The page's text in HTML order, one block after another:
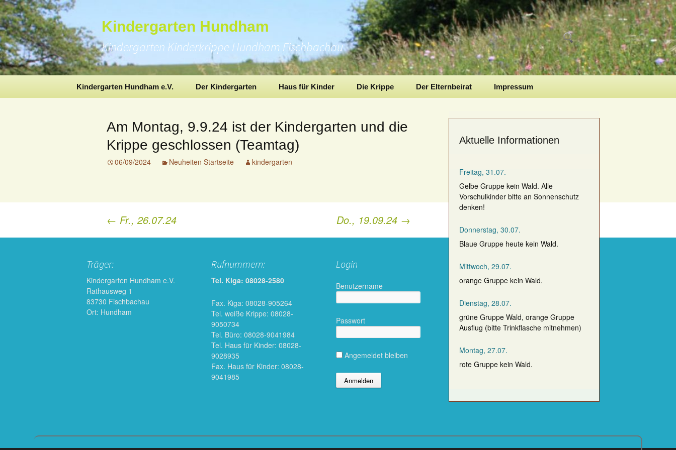
Kindergarten Hundham
Kindergarten Kinderkrippe Hundham Fischbachau
content
Kindergarten Hundham e.V. Der Kindergarten Haus für Kinder Die Krippe Der Elternbeirat Impressum
Suchen
nach:
Am Montag, 9.9.24 ist der Kindergarten und die
Krippe geschlossen (Teamtag)
06/09/2024 Neuheiten Startseite kindergarten
navigation
← Fr., 26.07.24 Do., 19.09.24 →
Aktuelle Informationen
Freitag, 31.07.
Gelbe Gruppe kein Wald. Alle
Vorschulkinder bitte an Sonnenschutz
denken!
Donnerstag, 30.07.
Blaue Gruppe heute kein Wald.
Mittwoch, 29.07.
orange Gruppe kein Wald.
Dienstag, 28.07.
grüne Gruppe Wald, orange Gruppe
Ausflug (bitte Trinkflasche mitnehmen)
Montag, 27.07.
rote Gruppe kein Wald.
Träger:
Kindergarten Hundham e.V.
Rathausweg 1
83730 Fischbachau
Ort: Hundham
Rufnummern:
Tel. Kiga: 08028-2580
Fax. Kiga: 08028-905264
Tel. weiße Krippe: 08028-
9050734
Tel. Büro: 08028-9041984
Tel. Haus für Kinder: 08028-
9028935
Fax. Haus für Kinder: 08028-
9041985
Login
Benutzername
Passwort
Angemeldet bleiben